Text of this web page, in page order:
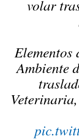
volar
Ambiente